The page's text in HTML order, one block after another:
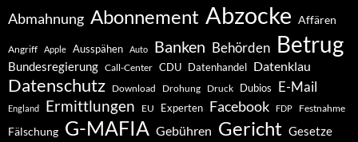
Abmahnung Abonnement Abzocke Affären
Angriff Apple Ausspähen Auto Banken Behörden Betrug
Bundesregierung Call-Center CDU Datenhandel Datenklau
Datenschutz Download Drohung Druck Dubios E-Mail
England Ermittlungen EU Experten Facebook FDP Festnahme
Fälschung G-MAFIA Gebühren Gericht Gesetze